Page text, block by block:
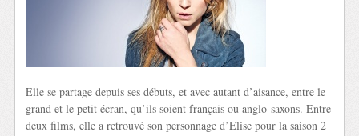
Elle se partage depuis ses débuts, et avec autant d’aisance, entre le
grand et le petit écran, qu’ils soient français ou anglo-saxons. Entre
deux films, elle a retrouvé son personnage d’Elise pour la saison 2